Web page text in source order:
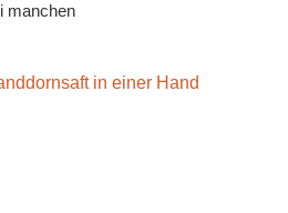
manchen